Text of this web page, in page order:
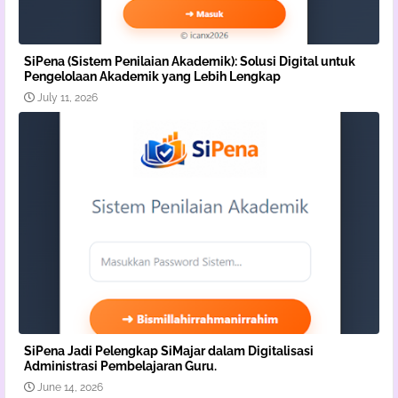
SiPena (Sistem Penilaian Akademik): Solusi Digital untuk
Pengelolaan Akademik yang Lebih Lengkap
July 11, 2026
SiPena Jadi Pelengkap SiMajar dalam Digitalisasi
Administrasi Pembelajaran Guru.
June 14, 2026